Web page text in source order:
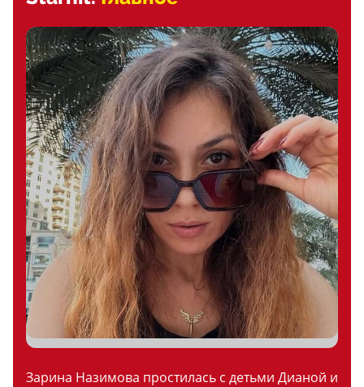
Зарина Назимова простилась с детьми Дианой и